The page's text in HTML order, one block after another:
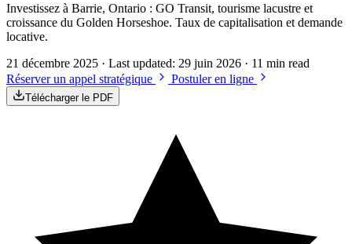
Investissez à Barrie, Ontario : GO Transit, tourisme lacustre et
croissance du Golden Horseshoe. Taux de capitalisation et demande
locative.
21 décembre 2025 · Last updated: 29 juin 2026 · 11 min read
Réserver un appel stratégique
Postuler en ligne
Télécharger le PDF